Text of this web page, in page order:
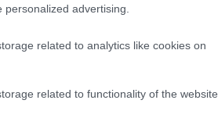
advertising.
related to analytics like cookies on
related to functionality of the website